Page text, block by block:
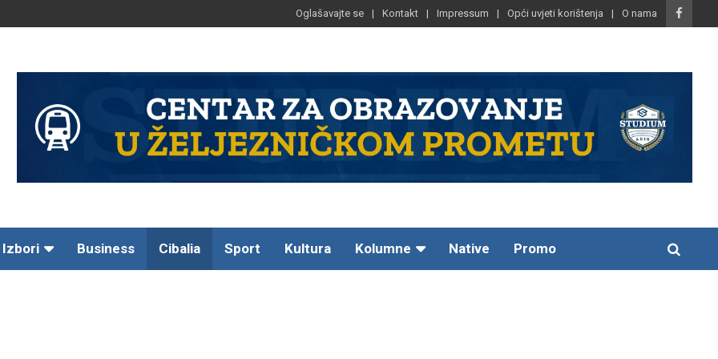
Oglašavajte se Kontakt Impressum Opći uvjeti korištenja O nama
Izbori Business Cibalia Sport Kultura Kolumne Native Promo